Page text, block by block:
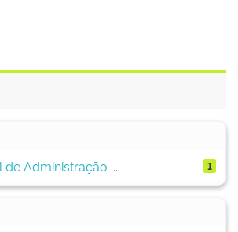
Administração ...
1